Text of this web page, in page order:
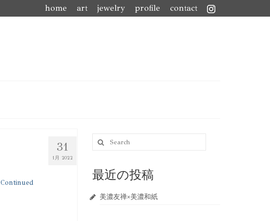
home art jewelry profile contact
31
1月 2022
Continued
Search
for:
最近の投稿
美濃友禅×美濃和紙